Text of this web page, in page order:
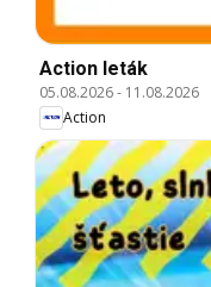
Action leták
05.08.2026- 11.08.2026
Action